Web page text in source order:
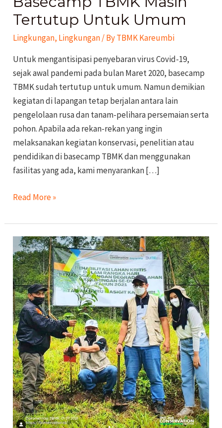
Tertutup Untuk Umum
Lingkungan, Lingkungan/ ByTBMK Kareumbi
Untuk mengantisipasi penyebaran virus Covid-19,
sejak awal pandemi pada bulan Maret 2020, basecamp
TBMK sudah tertutup untuk umum. Namun demikian
kegiatan di lapangan tetap berjalan antara lain
pengelolaan rusa dan tanam-pelihara persemaian serta
pohon. Apabila ada rekan-rekan yang ingin
melaksanakan kegiatan konservasi, penelitian atau
pendidikan di basecamp TBMK dan menggunakan
fasilitas yang ada, kami menyarankan […]
Read More »
PT.
Bio
Farma
(Persero)
Kembali
Menanam
di
TB.
Masigit
Kareumbi